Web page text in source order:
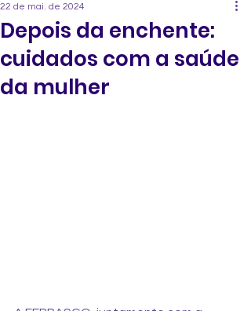
Depois da enchente:
cuidados com a saúde
da mulher
22 de mai. de 2024